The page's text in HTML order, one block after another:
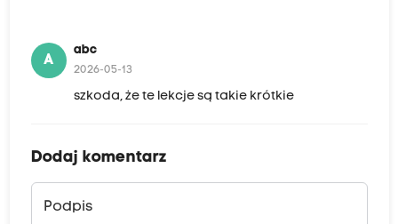
A
abc
2026-05-13
szkoda, że te lekcje są takie krótkie
Dodaj komentarz
Podpis